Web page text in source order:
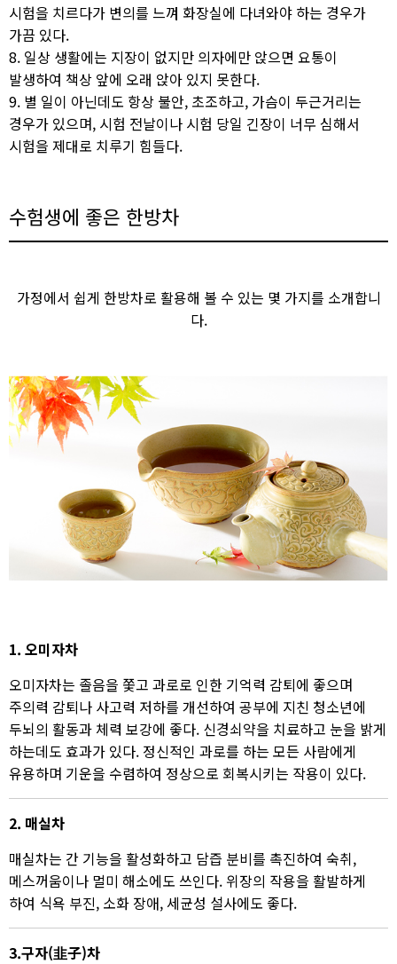
시험을 치르다가 변의를 느껴 화장실에 다녀와야 하는 경우가
가끔 있다.
8. 일상 생활에는 지장이 없지만 의자에만 앉으면 요통이
발생하여 책상 앞에 오래 앉아 있지 못한다.
9. 별 일이 아닌데도 항상 불안, 초조하고, 가슴이 두근거리는
경우가 있으며, 시험 전날이나 시험 당일 긴장이 너무 심해서
시험을 제대로 치루기 힘들다.
수험생에 좋은 한방차​​​
가정에서 쉽게 한방차로 활용해 볼 수 있는 몇 가지를 소개합니
다.​​
1. 오미자차
오미자차는 졸음을 쫓고 과로로 인한 기억력 감퇴에 좋으며
주의력 감퇴나 사고력 저하를 개선하여 공부에 지친 청소년에
두뇌의 활동과 체력 보강에 좋다. 신경쇠약을 치료하고 눈을 밝게
하는데도 효과가 있다. 정신적인 과로를 하는 모든 사람에게
유용하며 기운을 수렴하여 정상으로 회복시키는 작용이 있다.
2. 매실차
매실차는 간 기능을 활성화하고 담즙 분비를 촉진하여 숙취,
메스꺼움이나 멀미 해소에도 쓰인다. 위장의 작용을 활발하게
하여 식욕 부진, 소화 장애, 세균성 설사에도 좋다.
3.구자(韭子)차